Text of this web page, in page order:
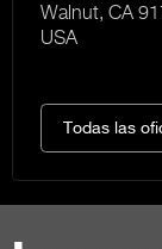
Walnut, CA
USA
Todas las